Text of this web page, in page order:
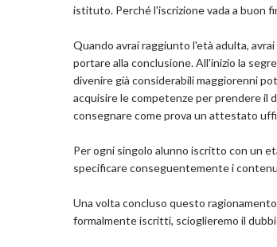
istituto. Perché l'iscrizione vada a buon
Quando avrai raggiunto l'età adulta,
portare alla conclusione. All'inizio la
divenire già considerabili maggiorenni
acquisire le competenze per prendere il
consegnare come prova un attestato
Per ogni singolo alunno iscritto con un
specificare conseguentemente i
Una volta concluso questo
formalmente iscritti, scioglieremo il